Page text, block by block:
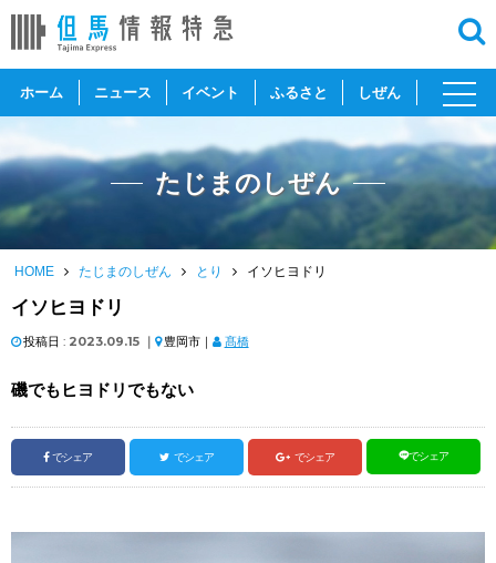
ホーム ニュース イベント ふるさと しぜん
toggle
たじまのしぜん
HOME たじまのしぜん とり イソヒヨドリ
イソヒヨドリ
投稿日 : 2023.09.15 ｜ 豊岡市｜ 髙橋
磯でもヒヨドリでもない
でシェア でシェア でシェア でシェア